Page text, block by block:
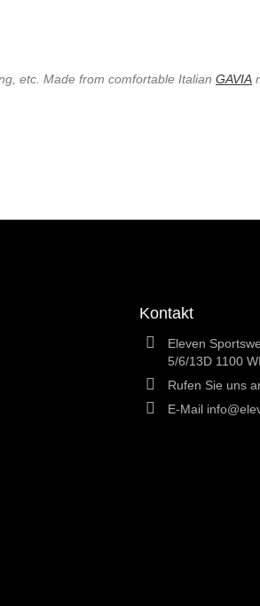
etc. Made from comfortable Italian GAVIA
Kontakt
Eleven
5/6/13D 1100
Rufen Sie uns
E-Mail